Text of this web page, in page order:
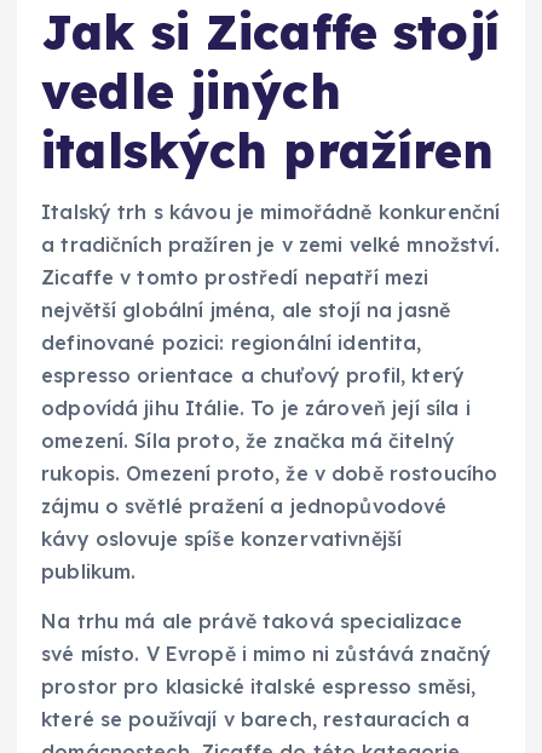
Jak si Zicaffe stojí
vedle jiných
italských pražíren
Italský trh s kávou je mimořádně konkurenční
a tradičních pražíren je v zemi velké množství.
Zicaffe v tomto prostředí nepatří mezi
největší globální jména, ale stojí na jasně
definované pozici: regionální identita,
espresso orientace a chuťový profil, který
odpovídá jihu Itálie. To je zároveň její síla i
omezení. Síla proto, že značka má čitelný
rukopis. Omezení proto, že v době rostoucího
zájmu o světlé pražení a jednopůvodové
kávy oslovuje spíše konzervativnější
publikum.
Na trhu má ale právě taková specializace
své místo. V Evropě i mimo ni zůstává značný
prostor pro klasické italské espresso směsi,
které se používají v barech, restauracích a